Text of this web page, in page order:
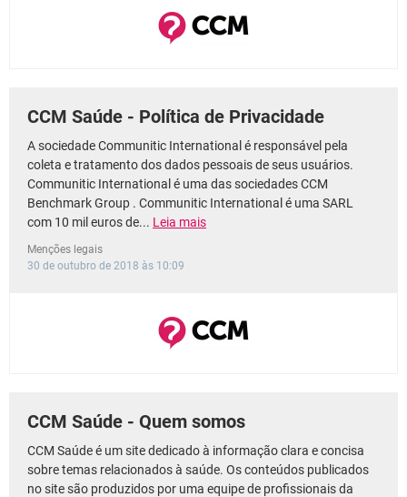
CCM Saúde - Política de Privacidade
A sociedade Communitic International é responsável pela
coleta e tratamento dos dados pessoais de seus usuários.
Communitic International é uma das sociedades CCM
Benchmark Group . Communitic International é uma SARL
com 10 mil euros de... Leia mais
Menções legais
30 de outubro de 2018 às 10:09
CCM Saúde - Quem somos
CCM Saúde é um site dedicado à informação clara e concisa
sobre temas relacionados à saúde. Os conteúdos publicados
no site são produzidos por uma equipe de profissionais da